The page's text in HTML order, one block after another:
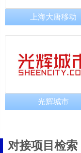
上海大唐移动
光辉城市
对接项目检索